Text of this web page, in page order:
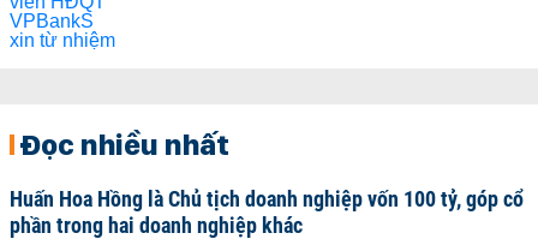
Đọc nhiều nhất
Huấn Hoa Hồng là Chủ tịch doanh nghiệp vốn 100 tỷ, góp cổ
phần trong hai doanh nghiệp khác